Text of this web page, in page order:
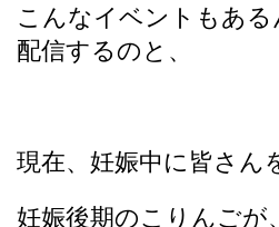
こんなイベントもあ
配信するのと、
現在、妊娠中に皆さん
妊娠後期のこりんごが